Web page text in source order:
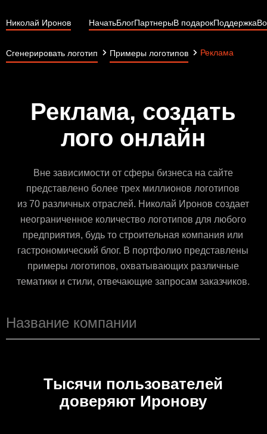
Николай Иронов НачатьБлогПартнерыВ подарокПоддержка
Сгенерировать логотип Примеры логотипов Реклама
Реклама, создать
лого онлайн
Вне зависимости от сферы бизнеса на сайте
представлено более трех миллионов логотипов
из 70 различных отраслей. Николай Иронов создает
неограниченное количество логотипов для любого
предприятия, будь то строительная компания или
гастрономический блог. В портфолио представлены
примеры логотипов, охватывающих различные
тематики и стили, отвечающие запросам заказчиков.
Тысячи пользователей
доверяют Иронову